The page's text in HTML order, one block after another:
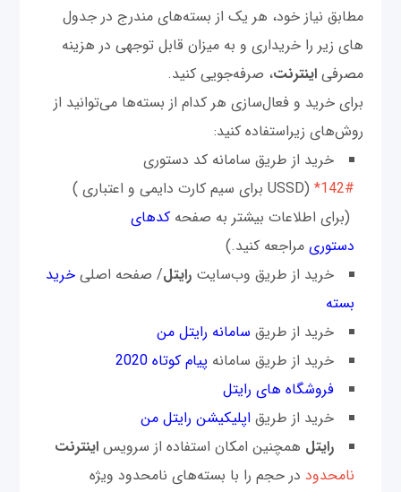
مطابق نیاز خود، هر یک از بسته‌های مندرج در جدول
های زیر را خریداری و به میزان قابل توجهی در هزینه
مصرفی اینترنت، صرفه‌جویی کنید.
برای خرید و فعال‌سازی هر کدام از بسته‌‌ها می‌توانید از
روش‌های زیراستفاده کنید:
خرید از طریق سامانه کد دستوری
USSD) *142#
برای سیم کارت دایمی و اعتباری )
(برای اطلاعات بیشتر به صفحهکدهای
دستوری مراجعه کنید.)
خرید از طریق وب‌سایترایتل/ صفحه اصلیخرید
بسته
خرید از طریق سامانه رایتل من
خرید از طریق سامانه پیام کوتاه 2020
فروشگاه های رایتل
خرید از طریق اپلیکیشن رایتل من
رایتل همچنین امکان استفاده از سرویساینترنت
نامحدود در حجم را با بسته‌های نامحدود ویژه